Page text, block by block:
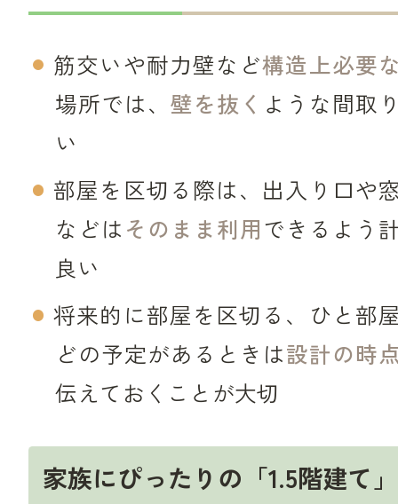
筋交いや耐力壁など構造上必要
場所では、壁を抜く ような間取
い
部屋を区切る際は、出入り口や
などはそのまま利用できるよう
良い
将来的に部屋を区切る、ひと部
どの予定があるときは設計の時
伝えておくことが大切
家族にぴったりの「1.5階建て